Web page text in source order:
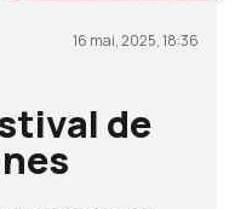
16 mai, 2025, 18:36
de